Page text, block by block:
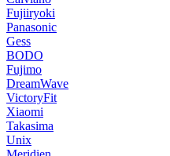
Fujiiryoki
Panasonic
Gess
BODO
Fujimo
DreamWave
VictoryFit
Xiaomi
Takasima
Unix